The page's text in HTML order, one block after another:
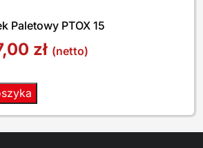
Paletowy PTOX 15
zł (netto)